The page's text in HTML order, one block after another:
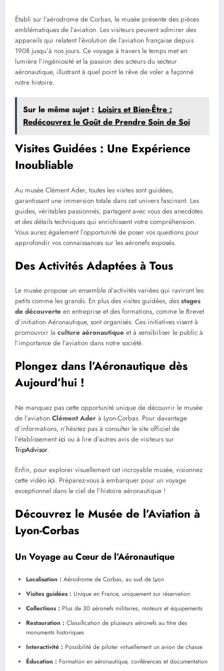
Établi sur l’aérodrome de Corbas, le musée présente des pièces
emblématiques de l’aviation. Les visiteurs peuvent admirer des
appareils qui relatent l’évolution de l’aviation française depuis
1908 jusqu’à nos jours. Ce voyage à travers le temps met en
lumière l’ingéniosité et la passion des acteurs du secteur
aéronautique, illustrant à quel point le rêve de voler a façonné
notre histoire.
Sur le même sujet : Loisirs et Bien-Être :
Redécouvrez le Goût de Prendre Soin de Soi
Visites Guidées : Une Expérience
Inoubliable
Au musée Clément Ader, toutes les visites sont guidées,
garantissant une immersion totale dans cet univers fascinant. Les
guides, véritables passionnés, partagent avec vous des anecdotes
et des détails techniques qui enrichissent votre compréhension.
Vous aurez également l’opportunité de poser vos questions pour
approfondir vos connaissances sur les aéronefs exposés.
Des Activités Adaptées à Tous
Le musée propose un ensemble d’activités variées qui raviront les
petits comme les grands. En plus des visites guidées, des stages
de découverte en entreprise et des formations, comme le Brevet
d’initiation Aéronautique, sont organisés. Ces initiatives visent à
promouvoir la culture aéronautique et à sensibiliser le public à
l’importance de l’aviation dans notre société.
Plongez dans l’Aéronautique dès
Aujourd’hui !
Ne manquez pas cette opportunité unique de découvrir le musée
de l’aviation Clément Ader à Lyon-Corbas. Pour davantage
d’informations, n’hésitez pas à consulter le site officiel de
l’établissement ici ou à lire d’autres avis de visiteurs sur
TripAdvisor.
Enfin, pour explorer visuellement cet incroyable musée, visionnez
cette vidéo ici. Préparez-vous à embarquer pour un voyage
exceptionnel dans le ciel de l’histoire aéronautique !
Découvrez le Musée de l’Aviation à
Lyon-Corbas
Un Voyage au Cœur de l’Aéronautique
Localisation : Aérodrome de Corbas, au sud de Lyon
Visites guidées : Unique en France, uniquement sur réservation
Collections : Plus de 30 aéronefs militaires, moteurs et équipements
Restauration : Classification de plusieurs aéronefs au titre des
monuments historiques
Interactivité : Possibilité de piloter virtuellement un avion de chasse
Éducation : Formation en aéronautique, conférences et documentation